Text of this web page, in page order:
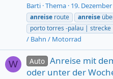
Barti Thema 19.
anreise route anreise
porto torres -palau | strecke
/ Bahn / Motorrad
W Auto Anreise mit
oder unter der